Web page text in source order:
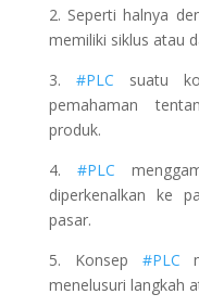
2. Seperti halnya
memiliki siklus atau
3.#PLC suatu
pemahaman
produk.
4.#PLC
diperkenalkan ke
pasar.
5. Konsep #PLC
menelusuri langkah